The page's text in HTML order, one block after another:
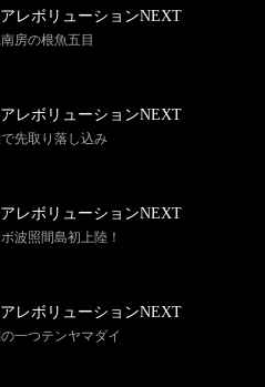
レボリューションNEXT
房の根魚五目
レボリューションNEXT
先取り落し込み
レボリューションNEXT
波照間島初上陸！
レボリューションNEXT
一つテンヤマダイ